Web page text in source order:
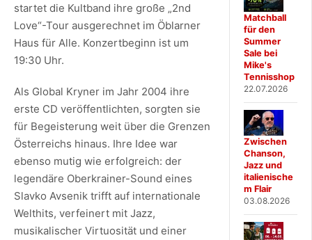
startet die Kultband ihre große „2nd
Love“-Tour ausgerechnet im Öblarner
Haus für Alle. Konzertbeginn ist um
19:30 Uhr.
Als Global Kryner im Jahr 2004 ihre
erste CD veröffentlichten, sorgten sie
für Begeisterung weit über die Grenzen
Österreichs hinaus. Ihre Idee war
ebenso mutig wie erfolgreich: der
legendäre Oberkrainer-Sound eines
Slavko Avsenik trifft auf internationale
Welthits, verfeinert mit Jazz,
musikalischer Virtuosität und einer
Matchball
für den
Summer
Sale bei
Mike's
Tennisshop
22.07.2026
Zwischen
Chanson,
Jazz und
italienische
m Flair
03.08.2026